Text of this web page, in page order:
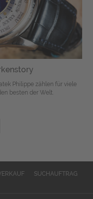
Philippe zählen für viele
besten der Welt.
SUCHAUFTRAG